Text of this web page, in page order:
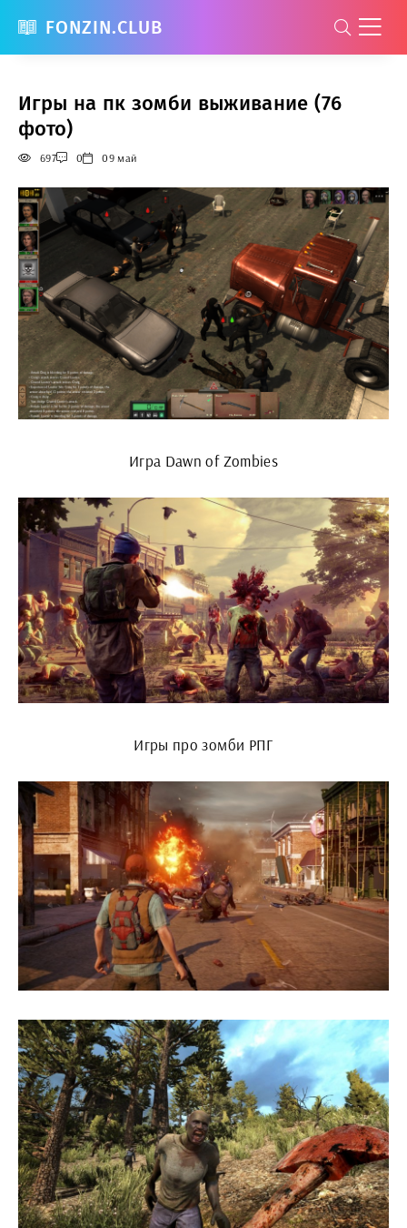
FONZIN.CLUB
Игры на пк зомби выживание (76
фото)
697 0 09 май
Игра Dawn of Zombies
Игры про зомби РПГ